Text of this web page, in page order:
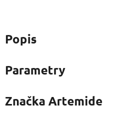
Popis
Parametry
Značka Artemide